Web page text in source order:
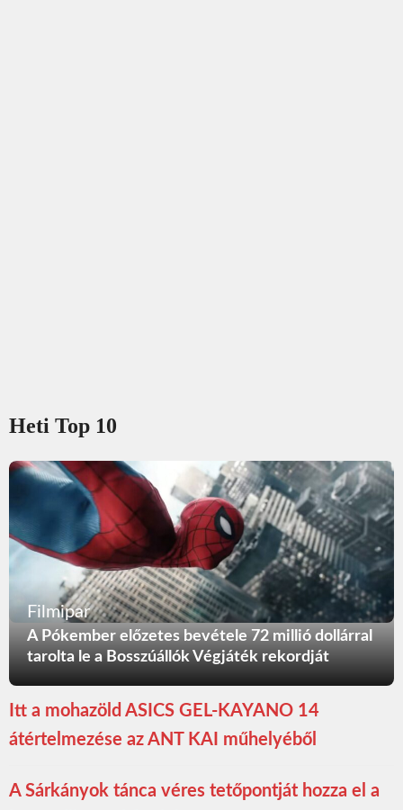
Heti Top 10
Filmipar
A Pókember előzetes bevétele 72 millió dollárral
tarolta le a Bosszúállók Végjáték rekordját
Itt a mohazöld ASICS GEL-KAYANO 14
átértelmezése az ANT KAI műhelyéből
A Sárkányok tánca véres tetőpontját hozza el a